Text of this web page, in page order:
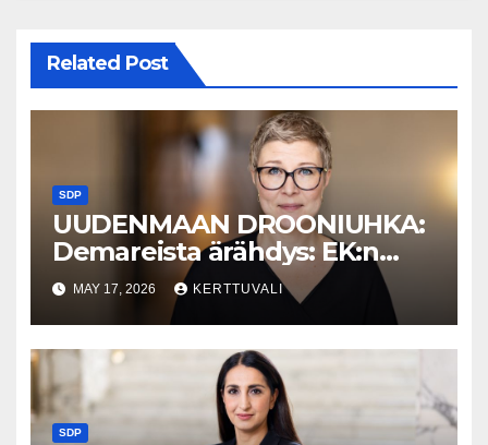
Related Post
SDP
UUDENMAAN DROONIUHKA:
Demareista ärähdys: EK:n
linjaus palkatta jättämisestä
drooniuhan aikana on
kohtuuton
MAY 17, 2026 KERTTUVALI
SDP